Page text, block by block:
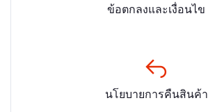
ข้อตกลงและเงื่อนไข
นโยบายการคืนสินค้า